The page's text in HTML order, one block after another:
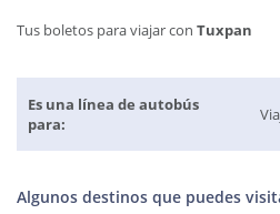
Tus boletos para viajar con Tuxpan
Es una línea de autobús
para:
Algunos destinos que puedes